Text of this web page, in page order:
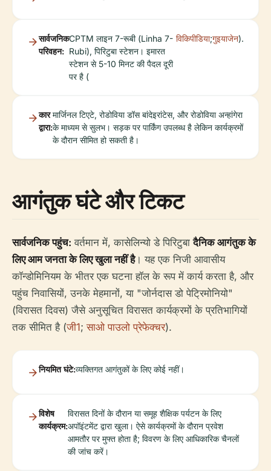
सार्वजनिक
परिवहन:
CPTM लाइन 7-रूबी (Linha 7-
Rubi), पिरिटुबा स्टेशन। इमारत
स्टेशन से 5-10 मिनट की पैदल दूरी
पर है (
विकिपीडिया;गुइयाजेन).
कार
द्वारा:
मार्जिनल टिएटे, रोडोविया डॉस बांदेइरांटेस, और रोडोविया अन्हांगेरा
के माध्यम से सुलभ। सड़क पर पार्किंग उपलब्ध है लेकिन कार्यक्रमों
के दौरान सीमित हो सकती है।
आगंतुक घंटे और टिकट
सार्वजनिक पहुंच: वर्तमान में, कासेलिन्यो डे पिरिटुबादैनिक आगंतुक के
लिए आम जनता के लिए खुला नहीं है। यह एक निजी आवासीय
कॉन्डोमिनियम के भीतर एक घटना हॉल के रूप में कार्य करता है, और
पहुंच निवासियों, उनके मेहमानों, या "जोर्नदास डो पेट्रिमोनियो"
(विरासत दिवस) जैसे अनुसूचित विरासत कार्यक्रमों के प्रतिभागियों
तक सीमित है (जी1;साओ पाउलो प्रेफेक्चर).
नियमित घंटे:व्यक्तिगत आगंतुकों के लिए कोई नहीं।
विशेष
कार्यक्रम:
विरासत दिनों के दौरान या समूह शैक्षिक पर्यटन के लिए
अपॉइंटमेंट द्वारा खुला। ऐसे कार्यक्रमों के दौरान प्रवेश
आमतौर पर मुफ्त होता है; विवरण के लिए आधिकारिक चैनलों
की जांच करें।